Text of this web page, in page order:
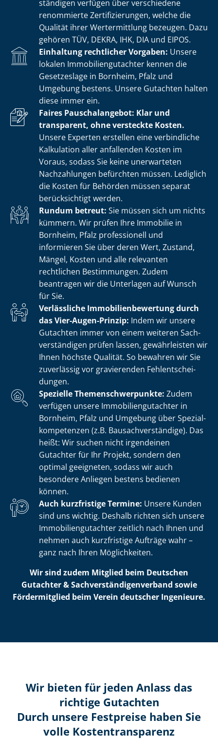
stän­di­gen verfügen über verschiedene
renommierte Zer­ti­fi­zie­run­gen, welche die
Qualität ihrer Wertermittlung bezeugen. Dazu
gehören TÜV, DEKRA, IHK, DIA und EIPOS.
Einhaltung rechtlicher Vorgaben: Unsere
lokalen Im­mo­bi­li­en­gut­ach­ter kennen die
Gesetzeslage in Bornheim, Pfalz und
Umgebung bestens. Unsere Gutachten halten
diese immer ein.
Faires Pauschalangebot: Klar und
transparent, ohne versteckte Kosten.
Unsere Experten erstellen eine verbindliche
Kalkulation aller anfallenden Kosten im
Voraus, sodass Sie keine unerwarteten
Nachzahlungen befürchten müssen. Lediglich
die Kosten für Behörden müssen separat
berücksichtigt werden.
Rundum betreut: Sie müssen sich um nichts
kümmern. Wir prüfen Ihre Immobilie in
Bornheim, Pfalz professionell und
informieren Sie über deren Wert, Zustand,
Mängel, Kosten und alle relevanten
rechtlichen Bestimmungen. Zudem
beantragen wir die Unterlagen auf Wunsch
für Sie.
Verlässliche Im­mo­bi­li­en­be­wer­tung durch
das Vier-Augen-Prinzip: Indem wir unsere
Gutachten immer von einem weiteren Sach­
ver­stän­di­gen prüfen lassen, gewährleisten wir
Ihnen höchste Qualität. So bewahren wir Sie
zuverlässig vor gravierenden Fehl­ent­schei­
dun­gen.
Spezielle The­men­schwer­punk­te: Zudem
verfügen unsere Im­mo­bi­li­en­gut­ach­ter in
Bornheim, Pfalz und Umgebung über Spe­zi­al­
kom­pe­ten­zen (z.B. Bau­sach­ver­stän­di­ge). Das
heißt: Wir suchen nicht irgendeinen
Gutachter für Ihr Projekt, sondern den
optimal geeigneten, sodass wir auch
besondere Anliegen bestens bedienen
können.
Auch kurzfristige Termine: Unsere Kunden
sind uns wichtig. Deshalb richten sich unsere
Im­mo­bi­li­en­gut­ach­ter zeitlich nach Ihnen und
nehmen auch kurzfristige Aufträge wahr –
ganz nach Ihren Möglichkeiten.
Wir sind zudem Mitglied beim Deutschen
Gutachter & Sach­ver­stän­di­gen­ver­band sowie
Fördermitglied beim Verein deutscher Ingenieure.
Wir bieten für jeden Anlass das
richtige Gutachten
Durch unsere Festpreise haben Sie
volle Kosten­transparenz